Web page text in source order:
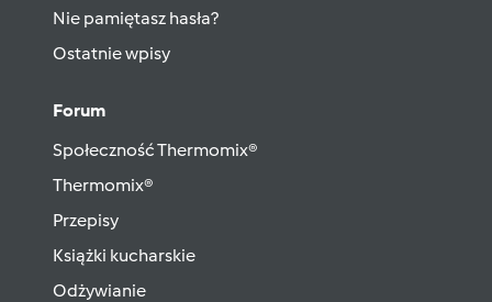
Nie pamiętasz hasła?
Ostatnie wpisy
Forum
Społeczność Thermomix®
Thermomix®
Przepisy
Książki kucharskie
Odżywianie